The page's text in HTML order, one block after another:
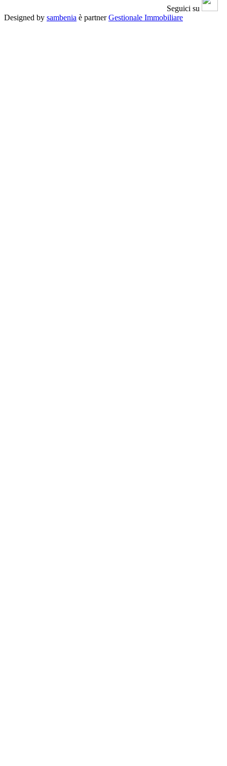
Seguici su
Designed by sambenia è partnerGestionale Immobiliare